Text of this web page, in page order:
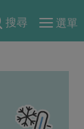
搜尋
選單